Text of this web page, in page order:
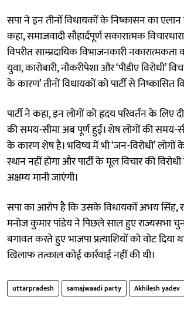
सपा ने इन तीनों विधायकों के निष्कासन का
कहा, समाजवादी सौहार्दपूर्ण सकारात्मक
विपरीत साम्प्रदायिक विभाजनकारी
युवा, कारोबारी, नौकरीपेशा और ‘पीडीए विरोधी’
के कारण’ तीनों विधायकों को पार्टी से निष्कासित
पार्टी ने कहा, इन लोगों को हृदय परिवर्तन के लिए
की समय-सीमा अब पूर्ण हुई। शेष लोगों की समय-
के कारण शेष है। भविष्य में भी ‘जन-विरोधी’ लोगों
स्थान नहीं होगा और पार्टी के मूल विचार की
अक्षम्य मानी जाएंगी।
सपा का आरोप है कि उसके विधायकों अभय सिंह,
मनोज कुमार पांडेय ने पिछले साल हुए राज्यसभा
बगावत करते हुए भाजपा प्रत्याशियों को वोट दिया
खिलाफ तत्काल कोई कार्रवाई नहीं की थी।
uttarpradesh samajwaadi party Akhilesh yadev